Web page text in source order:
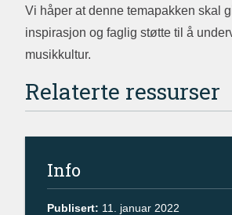
Vi håper at denne temapakken skal
inspirasjon og faglig støtte til å
musikkultur.
Relaterte ressurser
Info
Publisert: 11. januar 2022